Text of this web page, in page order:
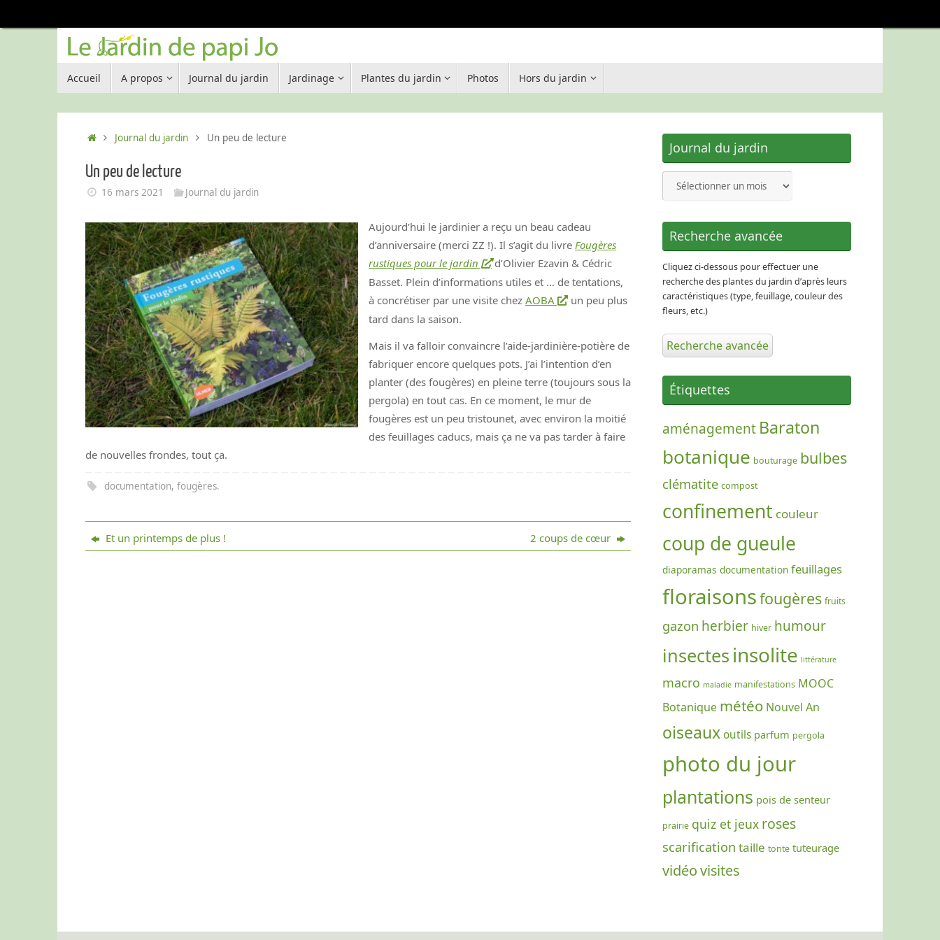
au
auAccueil A propos Journal du jardin Jardinage Plantes du jardin Photos Hors du jardin
AccueilJournal du jardin Un peu de lecture
Un peu de lecture
16 mars 2021 Journal du jardin
Aujourd’hui le jardinier a reçu un beau cadeau
d’anniversaire (merci ZZ !). Il s’agit du livre Fougères
rustiques pour le jardin
d’Olivier Ezavin & Cédric
Basset. Plein d’informations utiles et … de tentations,
à concrétiser par une visite chez AOBA
un peu plus
tard dans la saison.
Mais il va falloir convaincre l’aide-jardinière-potière de
fabriquer encore quelques pots. J’ai l’intention d’en
planter (des fougères) en pleine terre (toujours sous la
pergola) en tout cas. En ce moment, le mur de
fougères est un peu tristounet, avec environ la moitié
des feuillages caducs, mais ça ne va pas tarder à faire
de nouvelles frondes, tout ça.
documentation, fougères.
Et un printemps de plus ! 2 coups de cœur
Journal du jardin
Journal
du
Recherche avancée
Cliquez ci-dessous pour effectuer une
recherche des plantes du jardin d’après leurs
caractéristiques (type, feuillage, couleur des
fleurs, etc.)
Recherche avancée
Étiquettes
aménagement Baraton
botanique bouturage bulbes
clématite compost
confinement couleur
coup de gueule
diaporamas documentation feuillages
floraisonsfougères fruits
gazon herbier hiver humour
insectes insolite littérature
macro maladie manifestations MOOC
Botanique météo Nouvel An
oiseauxoutils parfum pergola
photo du jour
plantations pois de senteur
prairie quiz et jeux roses
scarification taille tonte tuteurage
vidéovisites